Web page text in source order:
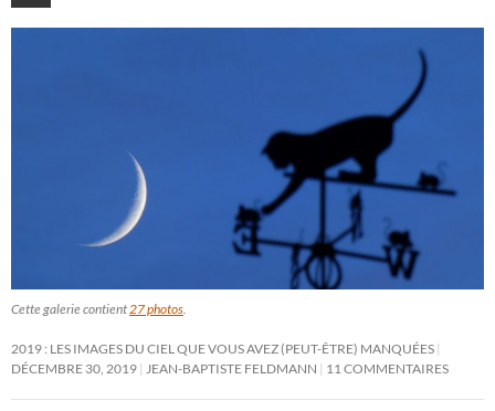
Cette galerie contient27 photos.
2019 : LES IMAGES DU CIEL QUE VOUS AVEZ (PEUT-ÊTRE) MANQUÉES
DÉCEMBRE 30, 2019 JEAN-BAPTISTE FELDMANN 11 COMMENTAIRES